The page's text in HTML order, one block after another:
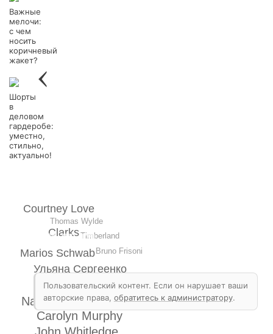
Важные
мелочи:
с чем
носить
коричневый
жакет?
Шорты
в
деловом
гардеробе:
уместно,
стильно,
актуально!
Carolyn Murphy
Natasha Bedingfield
Edun
Ульяна Сергеенко
Freitage
Marios Schwab
Clarks
Courtney Love
Dell
Bruno Frisoni
Timberland
Thomas Wylde
Пользовательский контент. Если он нарушает ваши
авторские права, обратитесь к администратору.